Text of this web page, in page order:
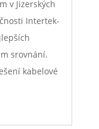
v Jizerských
Intertek-
srovnání.
kabelové